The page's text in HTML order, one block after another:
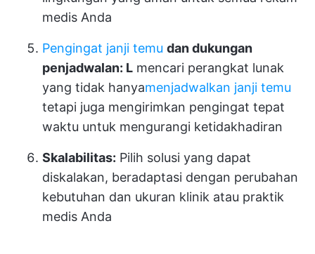
medis Anda
Pengingat janji temu dan dukungan
penjadwalan: L mencari perangkat lunak
yang tidak hanyamenjadwalkan janji temu
tetapi juga mengirimkan pengingat tepat
waktu untuk mengurangi ketidakhadiran
Skalabilitas: Pilih solusi yang dapat
diskalakan, beradaptasi dengan perubahan
kebutuhan dan ukuran klinik atau praktik
medis Anda